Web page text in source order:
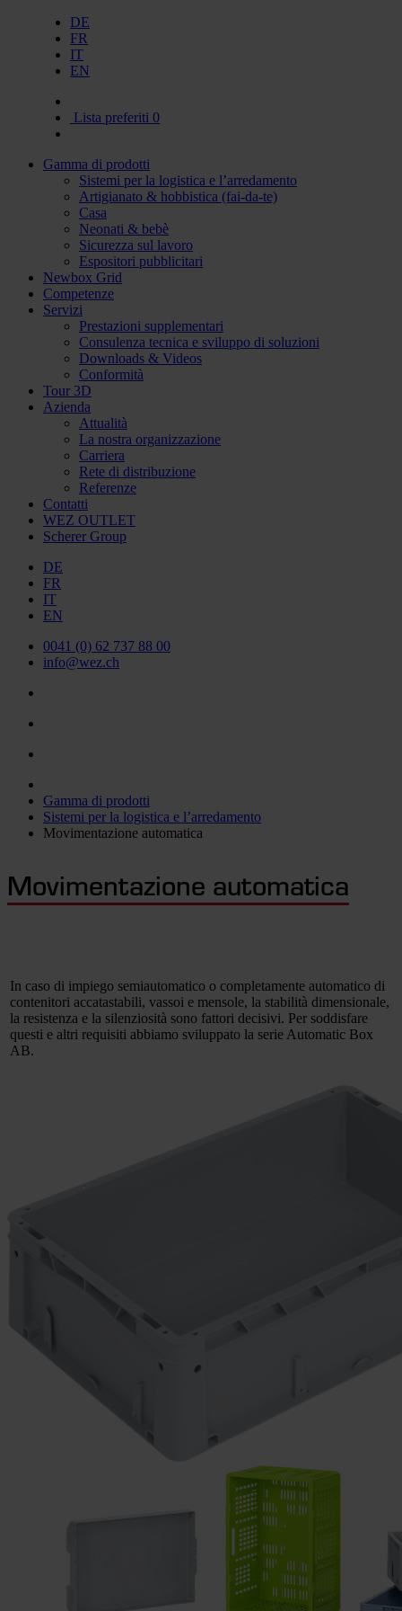
DE
FR
IT
EN
Lista preferiti 0
Gamma di prodotti
Sistemi per la logistica e l’arredamento
Artigianato & hobbistica (fai-da-te)
Casa
Neonati & bebè
Sicurezza sul lavoro
Espositori pubblicitari
Newbox Grid
Competenze
Servizi
Prestazioni supplementari
Consulenza tecnica e sviluppo di soluzioni
Downloads & Videos
Conformità
Tour 3D
Azienda
Attualità
La nostra organizzazione
Carriera
Rete di distribuzione
Referenze
Contatti
WEZ OUTLET
Scherer Group
DE
FR
IT
EN
0041 (0) 62 737 88 00
info@wez.ch
Gamma di prodotti
Sistemi per la logistica e l’arredamento
Movimentazione automatica
Movimentazione automatica
In caso di impiego semiautomatico o completamente automatico di
contenitori accatastabili, vassoi e mensole, la stabilità dimensionale,
la resistenza e la silenziosità sono fattori decisivi. Per soddisfare
questi e altri requisiti abbiamo sviluppato la serie Automatic Box
AB.